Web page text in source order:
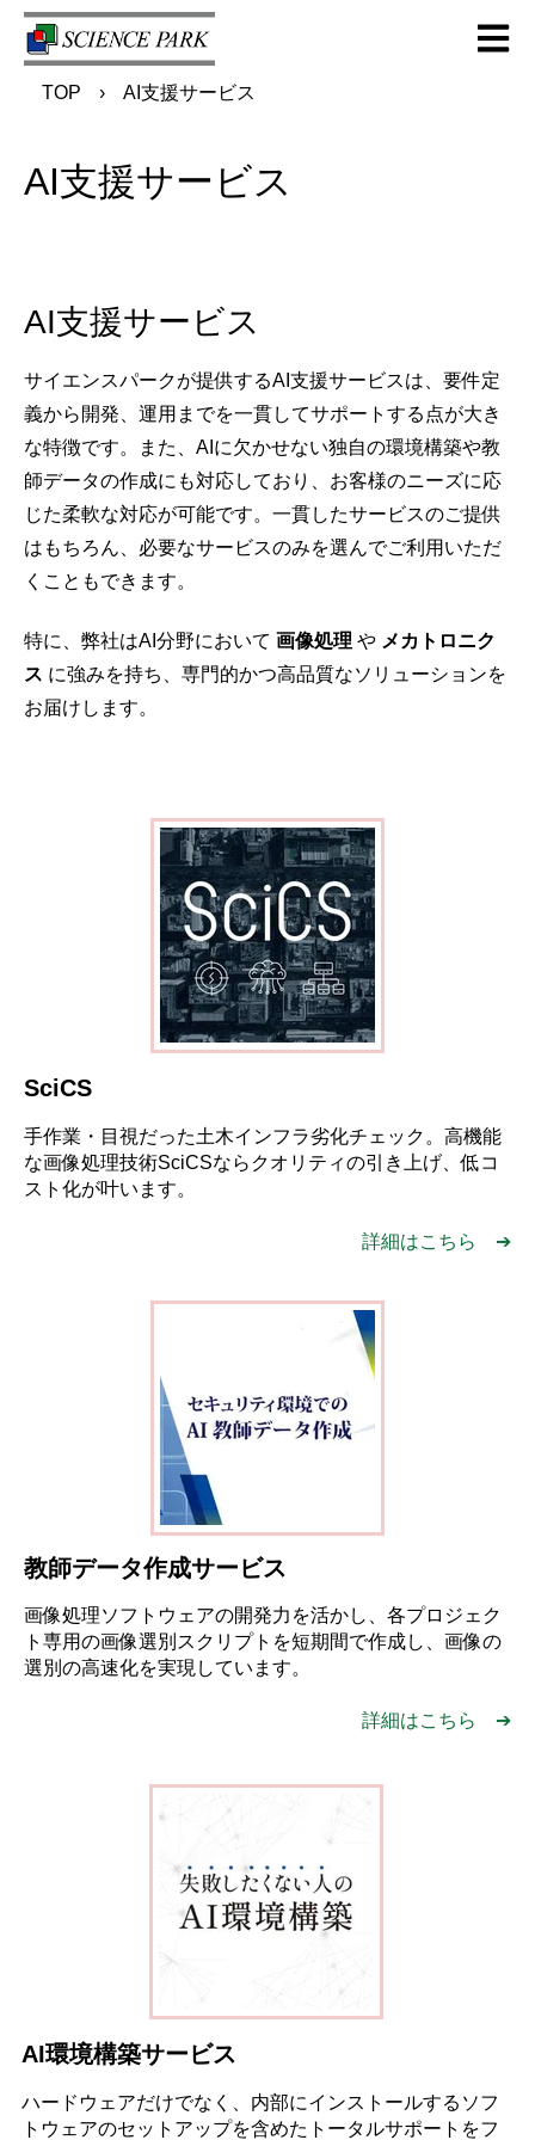
Open
TOP AI支援サービス
AI支援サービス
AI支援サービス
サイエンスパークが提供するAI支援サービスは、要件定
義から開発、運用までを一貫してサポートする 点が大き
な特徴です。また、 AI に欠かせない独自の環境構築や教
師データの作成にも対応しており、お客様のニーズに応
じた柔軟な対応が可能です。一貫したサービスのご提供
はもちろん、必要なサービスのみを選んでご利用いただ
くこともできます。
特に、弊社はAI 分野において 画像処理 や メカトロニク
ス に強みを持ち、専門的かつ高品質なソリューションを
お届けします。
SciCS
手作業・目視だった土木インフラ劣化チェック。高機能
な画像処理技術SciCSならクオリティの引き上げ、低コ
スト化が叶います。
詳細はこちら ➔
教師データ作成サービス
画像処理ソフトウェアの開発力を活かし、各プロジェク
ト専用の画像選別スクリプトを短期間で作成し、画像の
選別の高速化を実現しています。
詳細はこちら ➔
AI環境構築サービス
ハードウェアだけでなく、内部にインストールするソフ
トウェアのセットアップを含めたトータルサポートをフ